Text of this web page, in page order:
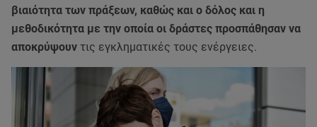
βιαιότητα των πράξεων, καθώς και ο δόλος και η
μεθοδικότητα με την οποία οι δράστες προσπάθησαν να
αποκρύψουν τις εγκληματικές τους ενέργειες.